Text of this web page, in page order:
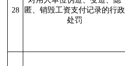
28
匿、销毁工资支付记录的行政
处罚